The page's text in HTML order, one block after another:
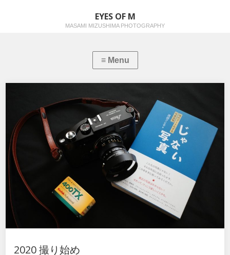
EYES OF M
MASAMI MIZUSHIMA PHOTOGRAPHY
2020 撮り始め